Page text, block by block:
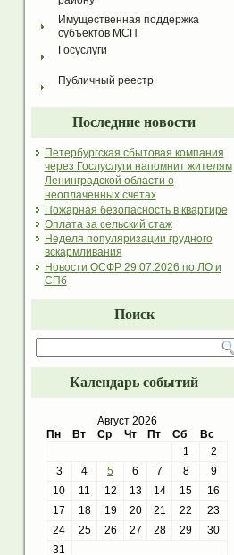
Имущественная поддержка
субъектов МСП
Госуслуги
Публичный реестр
Последние новости
Петербургская сбытовая компания
через Гослуслуги напомнит жителям
Ленинградской области о
неоплаченных счетах
Пожарная безопасность в квартире
Оплата за сельский стаж
Неделя популяризации грудного
вскармливания
Новости ОСФР 29.07.2026 по ЛО и
СПб
Поиск
Календарь событий
Август 2026
Пн
Вт Ср Чт Пт Сб
Вс
1
2
3
4 5 6 7 8
9
10
11 12 13 14 15
16
17
18 19 20 21 22
23
24
25 26 27 28 29
30
31